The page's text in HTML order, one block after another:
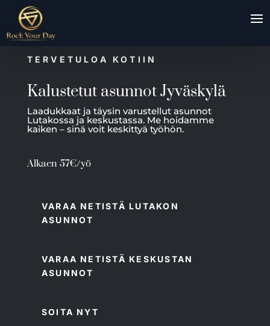
TERVETULOA KOTIIN
Kalustetut asunnot Jyväskylä
Laadukkaat ja täysin varustellut asunnot
Lutakossa ja keskustassa. Me hoidamme
kaiken – sinä voit keskittyä työhön.
Alkaen 57€/yö
VARAA NETISTÄ LUTAKON
ASUNNOT
VARAA NETISTÄ KESKUSTAN
ASUNNOT
SOITA NYT